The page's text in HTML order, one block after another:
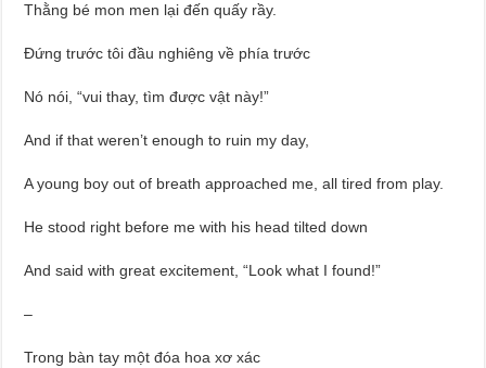
Thằng bé mon men lại đến quấy rầy.
Đứng trước tôi đầu nghiêng về phía trước
Nó nói, “vui thay, tìm được vật này!”
And if that weren’t enough to ruin my day,
A young boy out of breath approached me, all tired from play.
He stood right before me with his head tilted down
And said with great excitement, “Look what I found!”
–
Trong bàn tay một đóa hoa xơ xác